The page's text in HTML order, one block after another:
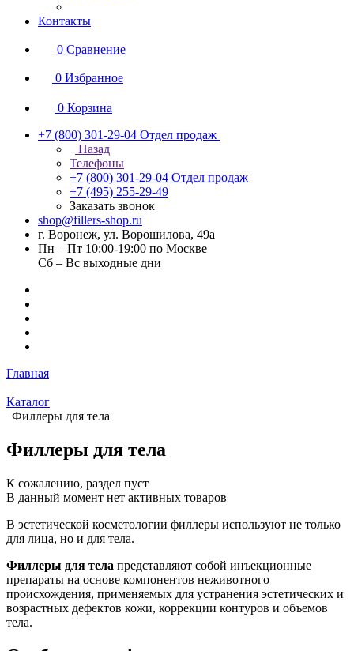
Контакты
0 Сравнение
0 Избранное
0 Корзина
+7 (800) 301-29-04 Отдел продаж
Назад
Телефоны
+7 (800) 301-29-04 Отдел продаж
+7 (495) 255-29-49
Заказать звонок
shop@fillers-shop.ru
г. Воронеж, ул. Ворошилова, 49а
Пн – Пт 10:00-19:00 по Москве
Сб – Вс выходные дни
Главная
Каталог
Филлеры для тела
Филлеры для тела
К сожалению, раздел пуст
В данный момент нет активных товаров
В эстетической косметологии филлеры используют не только
для лица, но и для тела.
Филлеры для тела представляют собой инъекционные
препараты на основе компонентов неживотного
происхождения, применяемых для устранения эстетических и
возрастных дефектов кожи, коррекции контуров и объемов
тела.